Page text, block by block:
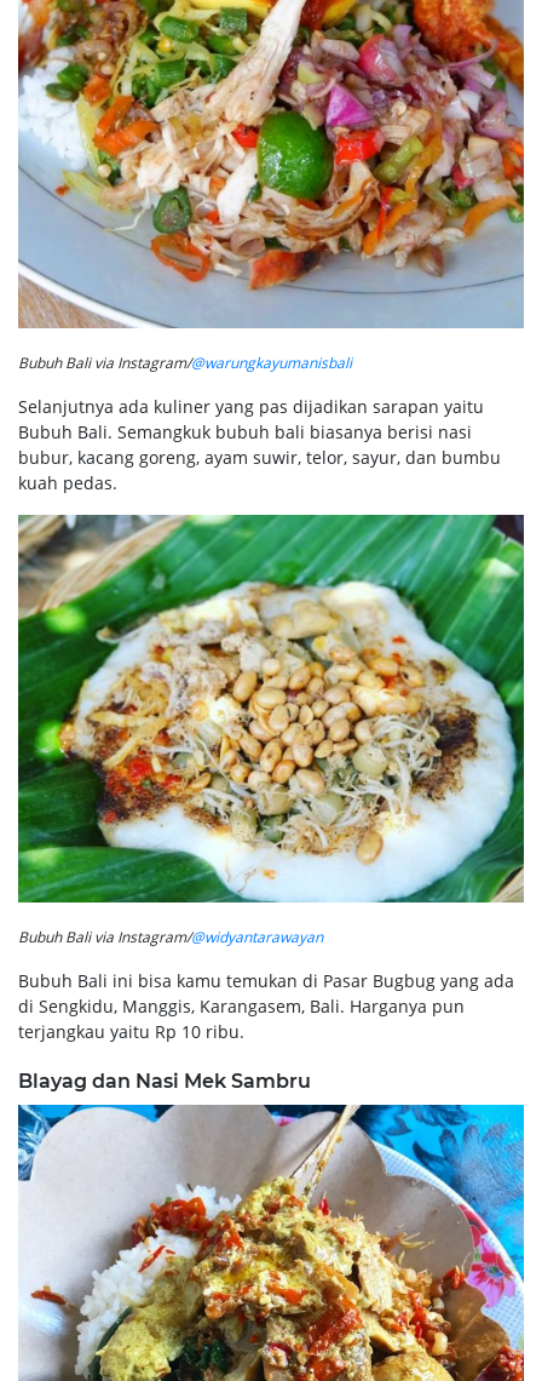
Bubuh Bali via Instagram/@warungkayumanisbali
Selanjutnya ada kuliner yang pas dijadikan sarapan yaitu
Bubuh Bali. Semangkuk bubuh bali biasanya berisi nasi
bubur, kacang goreng, ayam suwir, telor, sayur, dan bumbu
kuah pedas.
Bubuh Bali via Instagram/@widyantarawayan
Bubuh Bali ini bisa kamu temukan di Pasar Bugbug yang ada
di Sengkidu, Manggis, Karangasem, Bali. Harganya pun
terjangkau yaitu Rp 10 ribu.
Blayag dan Nasi Mek Sambru